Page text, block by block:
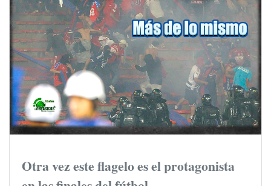
Otra vez este flagelo es el protagonista